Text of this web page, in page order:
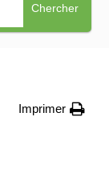
Chercher
Imprimer